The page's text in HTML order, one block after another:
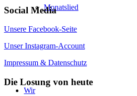
Monatslied
Wir
Social Media
Unsere Facebook-Seite
Unser Instagram-Account
Impressum & Datenschutz
Die Losung von heute